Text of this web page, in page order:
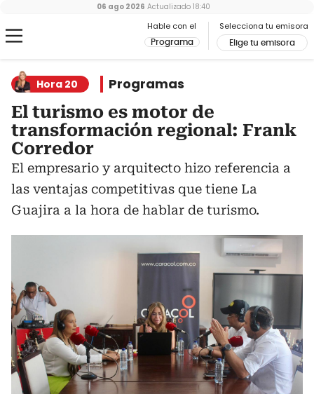
Hable con el
Programa
Selecciona tu emisora
Elige tu emisora
06 ago 2026 Actualizado 18:40
Hora 20 Programas
El turismo es motor de
transformación regional: Frank
Corredor
El empresario y arquitecto hizo referencia a
las ventajas competitivas que tiene La
Guajira a la hora de hablar de turismo.